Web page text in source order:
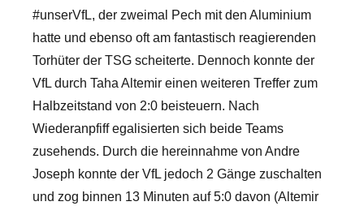
#unserVfL, der zweimal Pech mit den Aluminium
hatte und ebenso oft am fantastisch reagierenden
Torhüter der TSG scheiterte. Dennoch konnte der
VfL durch Taha Altemir einen weiteren Treffer zum
Halbzeitstand von 2:0 beisteuern. Nach
Wiederanpfiff egalisierten sich beide Teams
zusehends. Durch die hereinnahme von Andre
Joseph konnte der VfL jedoch 2 Gänge zuschalten
und zog binnen 13 Minuten auf 5:0 davon (Altemir